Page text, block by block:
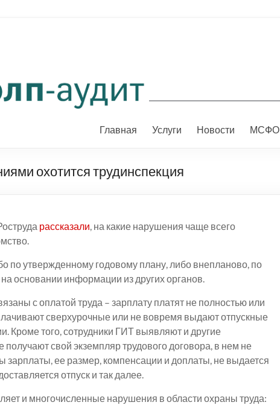
Главная Услуги Новости МСФО
охотится трудинспекция
рассказали, на какие нарушения чаще всего
по утвержденному годовому плану, либо внепланово, по
основании информации из других органов.
с оплатой труда – зарплату платят не полностью или
сверхурочные или не вовремя выдают отпускные
Кроме того, сотрудники ГИТ выявляют и другие
получают свой экземпляр трудового договора, в нем не
зарплаты, ее размер, компенсации и доплаты, не выдается
отпуск и так далее.
и многочисленные нарушения в области охраны труда: